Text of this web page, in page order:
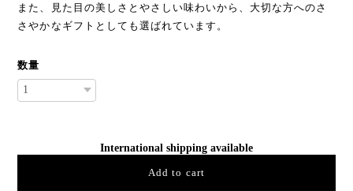
また、見た目の美しさとやさしい味わいから、大切な方へのさ
さやかなギフトとしても選ばれています。
数量
International shipping available
Add to cart